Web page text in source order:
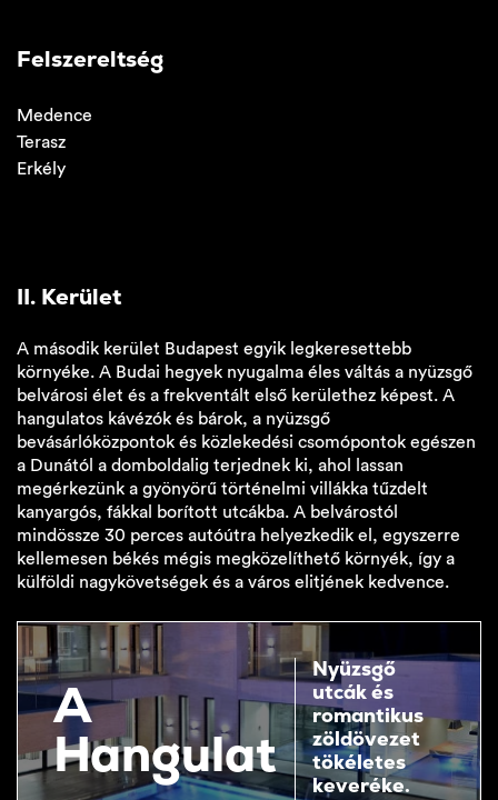
Felszereltség
Medence
Terasz
Erkély
II. Kerület
A második kerület Budapest egyik legkeresettebb
környéke. A Budai hegyek nyugalma éles váltás a nyüzsgő
belvárosi élet és a frekventált első kerülethez képest. A
hangulatos kávézók és bárok, a nyüzsgő
bevásárlóközpontok és közlekedési csomópontok egészen
a Dunától a domboldalig terjednek ki, ahol lassan
megérkezünk a gyönyörű történelmi villákka tűzdelt
kanyargós, fákkal borított utcákba. A belvárostól
mindössze 30 perces autóútra helyezkedik el, egyszerre
kellemesen békés mégis megközelíthető környék, így a
külföldi nagykövetségek és a város elitjének kedvence.
A
Hangulat
Nyüzsgő
utcák és
romantikus
zöldövezet
tökéletes
keveréke.